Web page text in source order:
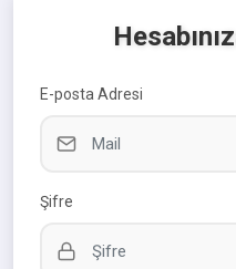
E-posta Adresi
Şifre